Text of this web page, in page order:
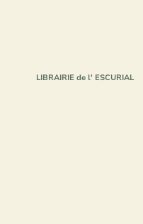
LIBRAIRIE de l' ESCURIAL